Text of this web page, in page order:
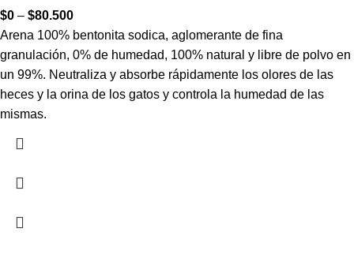
$0 – $80.500
Arena 100% bentonita sodica, aglomerante de fina
granulación, 0% de humedad, 100% natural y libre de polvo en
un 99%. Neutraliza y absorbe rápidamente los olores de las
heces y la orina de los gatos y controla la humedad de las
mismas.